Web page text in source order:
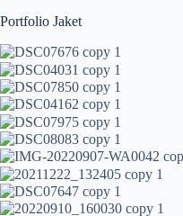
Portfolio Jaket